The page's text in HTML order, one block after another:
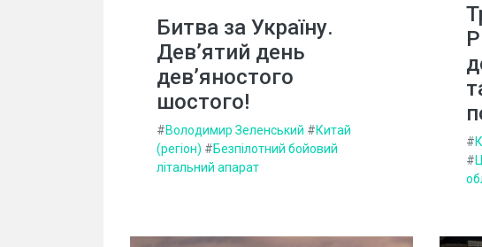
Битва за Україну.
Дев’ятий день
дев’яностого
шостого!
#Володимир Зеленський #Китай
(регіон) #Безпілотний бойовий
літальний апарат
#
#